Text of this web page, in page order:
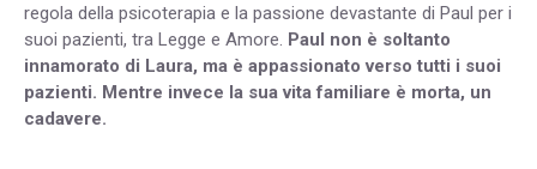
regola della psicoterapia e la passione devastante di Paul per i
suoi pazienti, tra Legge e Amore. Paul non è soltanto
innamorato di Laura, ma è appassionato verso tutti i suoi
pazienti. Mentre invece la sua vita familiare è morta, un
cadavere.